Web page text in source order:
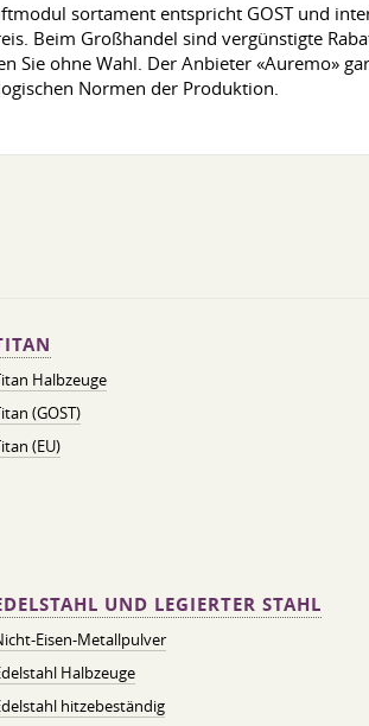
sortament entspricht GOST und
Beim Großhandel sind vergünstigte
Sie ohne Wahl. Der Anbieter «Auremo»
Normen der Produktion.
Halbzeuge
(GOST)
(EU)
UND LEGIERTER STAHL
Eisen-Metallpulver
Halbzeuge
hitzebeständig